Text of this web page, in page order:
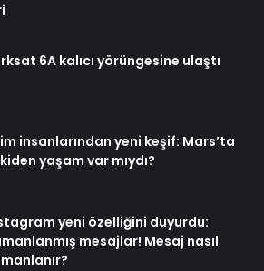
6A kalıcı yörüngesine ulaştı
insanlarından yeni keşif: Mars’ta
yaşam var mıydı?
yeni özelliğini duyurdu:
mesajlar! Mesaj nasıl